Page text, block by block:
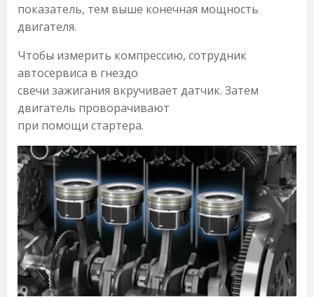
показатель, тем выше конечная мощность
двигателя.
Чтобы измерить компрессию, сотрудник
автосервиса в гнездо
свечи зажигания вкручивает датчик. Затем
двигатель проворачивают
при помощи стартера.